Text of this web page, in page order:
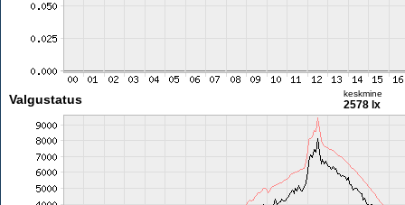
Valgustatus keskmine
2578 lx